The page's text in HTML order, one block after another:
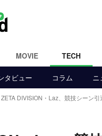
MOVIE TECH
タビュー コラム ニ
ZETA DIVISION・Laz、競技シーン引